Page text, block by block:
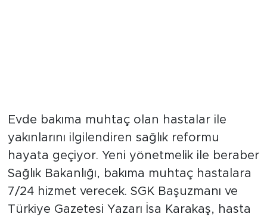
Evde bakıma muhtaç olan hastalar ile
yakınlarını ilgilendiren sağlık reformu
hayata geçiyor. Yeni yönetmelik ile beraber
Sağlık Bakanlığı, bakıma muhtaç hastalara
7/24 hizmet verecek. SGK Başuzmanı ve
Türkiye Gazetesi Yazarı İsa Karakaş, hasta